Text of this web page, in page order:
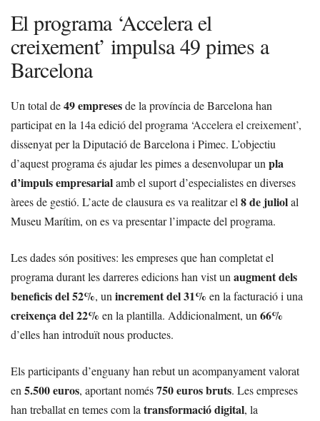
El programa ‘Accelera el
creixement’ impulsa 49 pimes a
Barcelona
Un total de49 empresesde la província de Barcelona han
participat en la 14a edició del programa ‘Accelera el creixement’,
dissenyat per la Diputació de Barcelona i Pimec. L’objectiu
d’aquest programa és ajudar les pimes a desenvolupar un pla
d’impuls empresarialamb el suport d’especialistes en diverses
àrees de gestió. L’acte de clausura es va realitzar el 8 de juliolal
Museu Marítim, on es va presentar l’impacte del programa.
Les dades són positives: les empreses que han completat el
programa durant les darreres edicions han vist un augment dels
beneficis del 52%, un increment del 31% en la facturació i una
creixença del 22% en la plantilla. Addicionalment, un 66%
d’elles han introduït nous productes.
Els participants d’enguany han rebut un acompanyament valorat
en 5.500 euros, aportant només750 euros bruts. Les empreses
han treballat en temes com la transformació digital, la